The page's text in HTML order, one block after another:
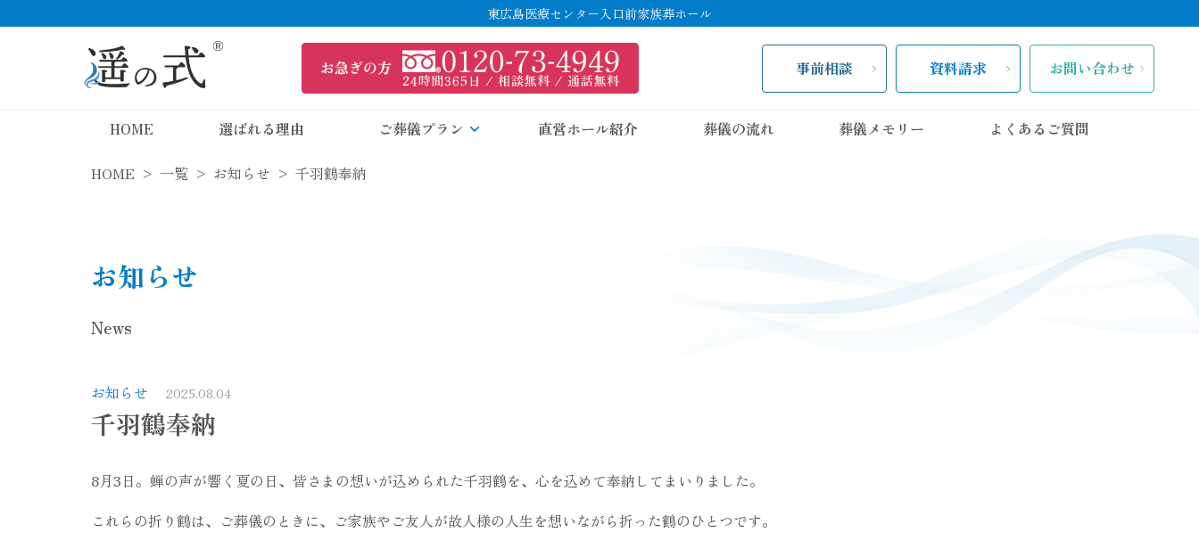
東広島医療センター入口前家族葬ホール
事前相談 資料請求 お問い合わせ
HOME 選ばれる理由 ご葬儀プラン 直営ホール紹介 葬儀の流れ 葬儀メモリー よくあるご質問
HOME 一覧 お知らせ 千羽鶴奉納
お知らせ
News
お知らせ 2025.08.04
千羽鶴奉納
8月3日。蝉の声が響く夏の日、皆さまの想いが込められた千羽鶴を、心を込めて奉納してまいりました。
これらの折り鶴は、ご葬儀のときに、ご家族やご友人が故人様の人生を想いながら折った鶴のひとつです。